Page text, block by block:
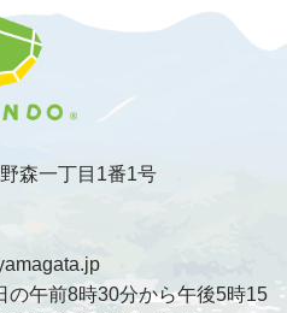
森一丁目1番1号
の午前8時30分から午後5時15